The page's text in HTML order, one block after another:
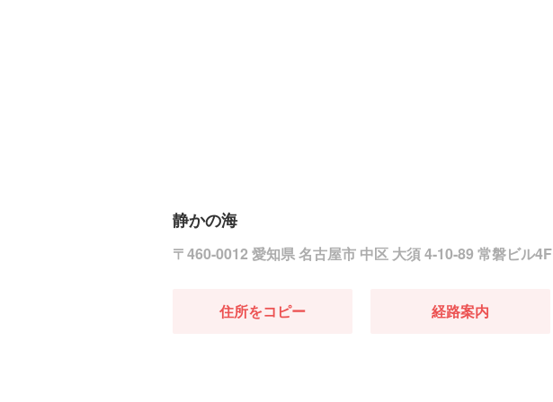
静かの海
〒460-0012 愛知県 名古屋市 中区 大須 4-10-89 常磐ビル4F
住所をコピー 経路案内